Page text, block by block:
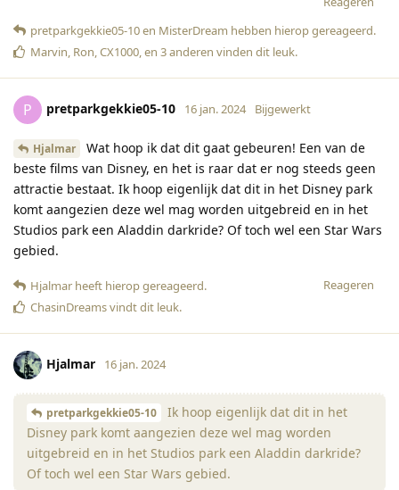
pretparkgekkie05-10en MisterDream hebben hierop gereageerd.
Marvin, Ron,CX1000, en 3anderen vinden dit leuk.
P pretparkgekkie05-10 16 jan. 2024 Bijgewerkt
Hjalmar
Wat hoop ik dat dit gaat gebeuren! Een van de
beste films van Disney, en het is raar dat er nog steeds geen
attractie bestaat. Ik hoop eigenlijk dat dit in het Disney park
komt aangezien deze wel mag worden uitgebreid en in het
Studios park een Aladdin darkride? Of toch wel een Star Wars
gebied.
Reageren
Hjalmar heeft hierop gereageerd.
ChasinDreamsvindt dit leuk.
Hjalmar 16 jan. 2024
pretparkgekkie05-10
Ik hoop eigenlijk dat dit in het
Disney park komt aangezien deze wel mag worden
uitgebreid en in het Studios park een Aladdin darkride?
Of toch wel een Star Wars gebied.